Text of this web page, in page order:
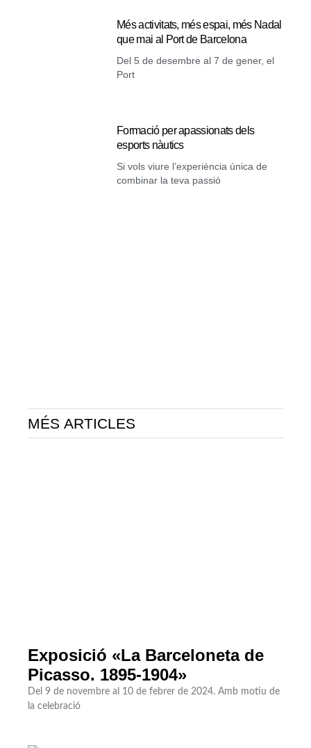
Més activitats, més espai, més Nadal
que mai al Port de Barcelona
Del 5 de desembre al 7 de gener, el
Port
Formació per apassionats dels
esports nàutics
Si vols viure l’experiència única de
combinar la teva passió
MÉS ARTICLES
Exposició «La Barceloneta de
Picasso. 1895-1904»
Del 9 de novembre al 10 de febrer de 2024. Amb motiu de
la celebració